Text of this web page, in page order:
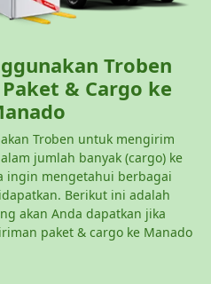
Troben
& Cargo ke
Troben untuk mengirim
jumlah banyak (cargo) ke
ingin mengetahui berbagai
Berikut ini adalah
akan Anda dapatkan jika
paket & cargo ke Manado